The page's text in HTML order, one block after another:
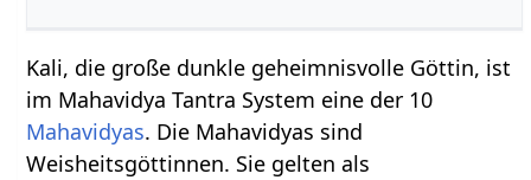
Kali, die große dunkle geheimnisvolle Göttin, ist
im Mahavidya Tantra System eine der 10
Mahavidyas. Die Mahavidyas sind
Weisheitsgöttinnen. Sie gelten als